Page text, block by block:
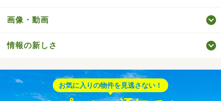
画像・動画
情報の新しさ
お気に入りの物件を見逃さない！